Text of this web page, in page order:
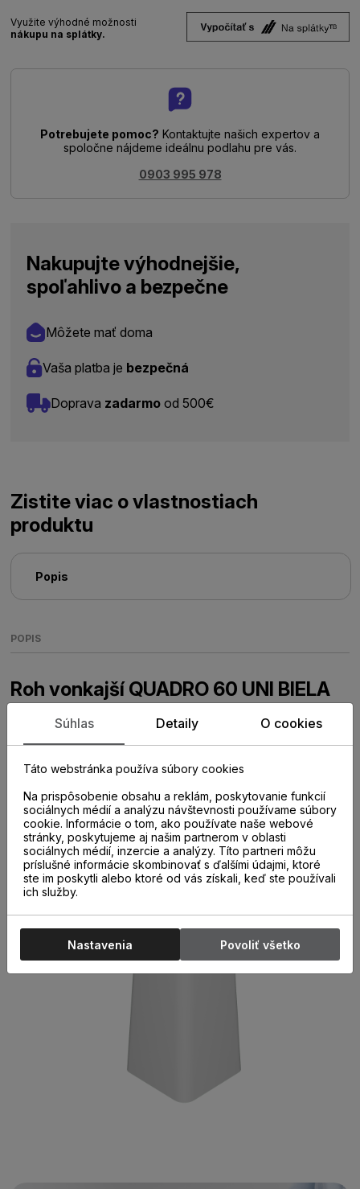
Využite výhodné možnosti
nákupu na splátky.
Potrebujete pomoc? Kontaktujte našich expertov a
spoločne nájdeme ideálnu podlahu pre vás.
0903 995 978
Nakupujte výhodnejšie,
spoľahlivo a bezpečne
Môžete mať doma
Vaša platba je bezpečná
Doprava zadarmo od 500€
Zistite viac o vlastnostiach
produktu
Popis
POPIS
Roh vonkajší QUADRO 60 UNI BIELA
(198,L998, K640, 8630)
Plastové prvky k parketovým lištám. Rohy, spojky a
ukončenia k parketovým lištám sú nevyhnutnou súčasťou
správne a kvalitne nainštalovaných parketových líšt. Ich
použitie nielen urýchľuje montáž líšt, ale aj chráni miesta
spojov pred poškodením.
Súhlas Detaily O cookies
Táto webstránka používa súbory cookies
Na prispôsobenie obsahu a reklám, poskytovanie funkcií
sociálnych médií a analýzu návštevnosti používame súbory
cookie. Informácie o tom, ako používate naše webové
stránky, poskytujeme aj našim partnerom v oblasti
sociálnych médií, inzercie a analýzy. Títo partneri môžu
príslušné informácie skombinovať s ďalšími údajmi, ktoré
ste im poskytli alebo ktoré od vás získali, keď ste používali
ich služby.
Nastavenia Povoliť všetko